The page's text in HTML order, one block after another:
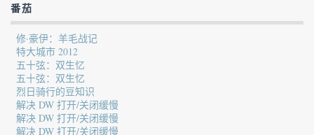
番茄
修·豪伊：羊毛战记
特大城市 2012
五十弦：双生忆
五十弦：双生忆
烈日骑行的豆知识
解决 DW 打开/关闭缓慢
解决 DW 打开/关闭缓慢
解决 DW 打开/关闭缓慢